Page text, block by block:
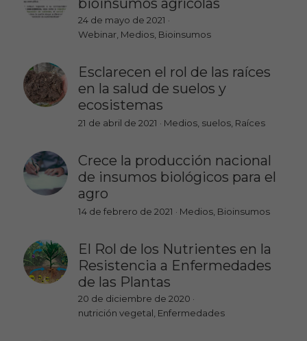
24 de mayo de 2021 ·
Webinar, Medios, Bioinsumos
Esclarecen el rol de las raíces
en la salud de suelos y
ecosistemas
21 de abril de 2021 · Medios, suelos, Raíces
Crece la producción nacional
de insumos biológicos para el
agro
14 de febrero de 2021 · Medios, Bioinsumos
El Rol de los Nutrientes en la
Resistencia a Enfermedades
de las Plantas
20 de diciembre de 2020 ·
nutrición vegetal, Enfermedades